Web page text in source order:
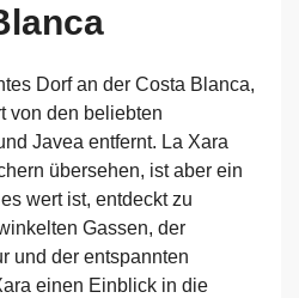
Dorf an der Costa Blanca,
von den beliebten
Javea entfernt. La Xara
übersehen, ist aber ein
wert ist, entdeckt zu
Gassen, der
und der entspannten
einen Einblick in die